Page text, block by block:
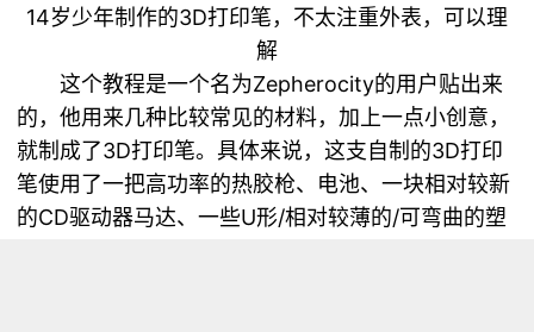
14岁少年制作的3D打印笔，不太注重外表，可以理
解
这个教程是一个名为Zepherocity的用户贴出来
的，他用来几种比较常见的材料，加上一点小创意，
就制成了3D打印笔。具体来说，这支自制的3D打印
笔使用了一把高功率的热胶枪、电池、一块相对较新
的CD驱动器马达、一些U形/相对较薄的/可弯曲的塑